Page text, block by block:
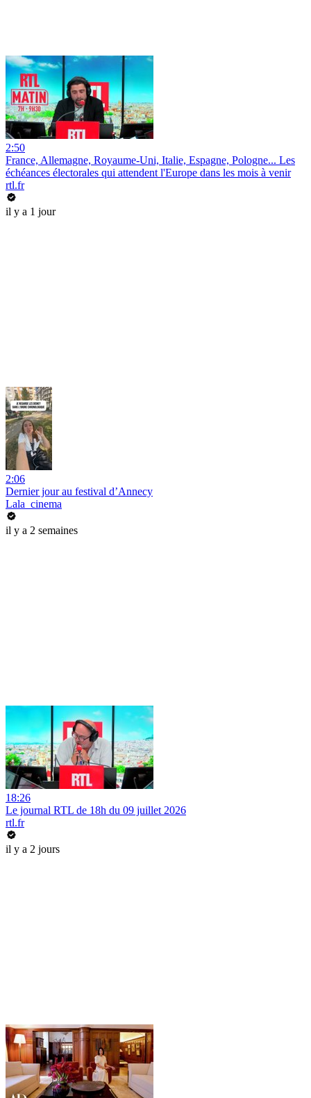
2:50
France, Allemagne, Royaume-Uni, Italie, Espagne, Pologne... Les
échéances électorales qui attendent l'Europe dans les mois à venir
rtl.fr
il y a 1 jour
2:06
Dernier jour au festival d’Annecy
Lala_cinema
il y a 2 semaines
18:26
Le journal RTL de 18h du 09 juillet 2026
rtl.fr
il y a 2 jours